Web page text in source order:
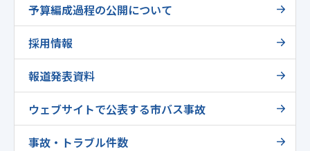
予算編成過程の公開について
採用情報
報道発表資料
ウェブサイトで公表する市バス事故
事故・トラブル件数